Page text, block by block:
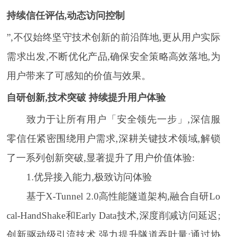
持续信任评估,动态访问控制
”,不仅始终坚守技术创新的前沿阵地,更从用户实际
需求出发,不断优化产品,确保安全策略高效落地,为
用户带来了可感知的价值与效果。
自研创新,技术突破 持续提升用户体验
致力于让所有用户「安全领先一步」,深信服
零信任紧密围绕用户需求,深耕关键技术领域,解锁
了一系列创新突破,显著提升了用户价值体验:
1.优异接入能力,极致访问体验
基于X-Tunnel 2.0高性能隧道架构,融合自研Lo
cal-HandShake和Early Data技术,深度削减访问延迟;
创新驱动级引流技术,强力提升隧道吞吐量;通过协